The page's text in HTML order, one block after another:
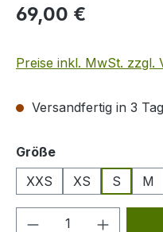
Regulärer Preis:
69,00 €
Preise inkl. MwSt. zzgl.
Versandfertig in 3
Größeauswählen
XXS
XS S M
Produkt